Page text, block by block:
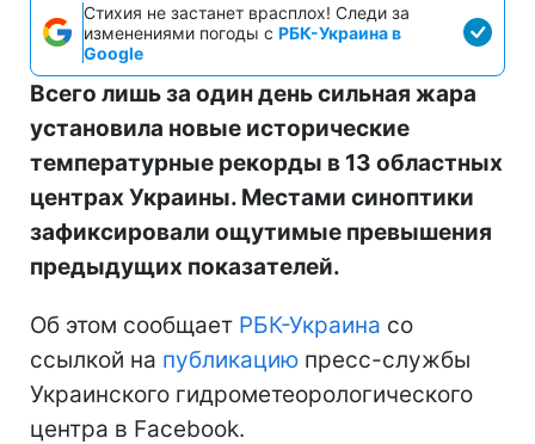
Стихия не застанет врасплох! Следи за
изменениями погоды с РБК-Украина в
Google
Всего лишь за один день сильная жара
установила новые исторические
температурные рекорды в 13 областных
центрах Украины. Местами синоптики
зафиксировали ощутимые превышения
предыдущих показателей.
Об этом сообщает РБК-Украина со
ссылкой на публикацию пресс-службы
Украинского гидрометеорологического
центра в Facebook.